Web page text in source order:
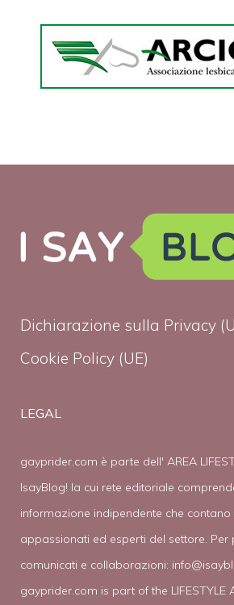
Dichiarazione sulla Privacy
Cookie Policy (UE)
LEGAL
gayprider.com è parte dell' AREA
IsayBlog! la cui rete editoriale
informazione indipendente che
appassionati ed esperti del settore. Per
comunicati e collaborazioni:
gayprider.com is part of the LIFESTYLE